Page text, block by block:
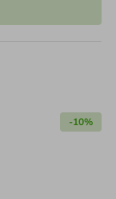
-10%